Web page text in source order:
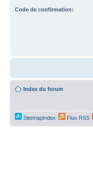
Code de confirmation:
Index du forum
SitemapIndex Flux RSS